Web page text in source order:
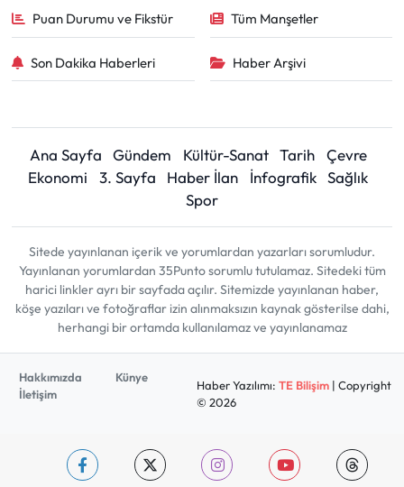
Puan Durumu ve Fikstür Tüm Manşetler
Son Dakika Haberleri Haber Arşivi
Ana Sayfa Gündem Kültür-Sanat Tarih
Çevre
Ekonomi
3. Sayfa Haber İlan İnfografik Sağlık
Spor
Sitede yayınlanan içerik ve yorumlardan yazarları sorumludur.
Yayınlanan yorumlardan 35Punto sorumlu tutulamaz. Sitedeki tüm
harici linkler ayrı bir sayfada açılır. Sitemizde yayınlanan haber,
köşe yazıları ve fotoğraflar izin alınmaksızın kaynak gösterilse dahi,
herhangi bir ortamda kullanılamaz ve yayınlanamaz
Hakkımızda
Künye
İletişim
Haber Yazılımı: TE Bilişim| Copyright
© 2026